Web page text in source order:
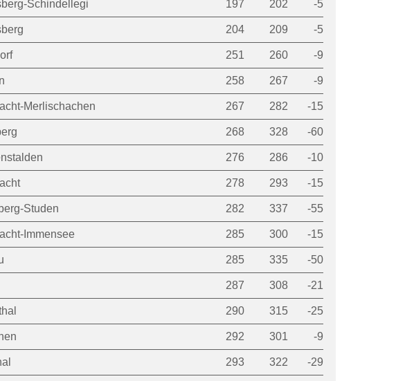
Schindellegi 197 202 -5
204 209 -5
251 260 -9
258 267 -9
Merlischachen 267 282 -15
268 328 -60
276 286 -10
278 293 -15
Studen 282 337 -55
Immensee 285 300 -15
285 335 -50
287 308 -21
290 315 -25
292 301 -9
293 322 -29